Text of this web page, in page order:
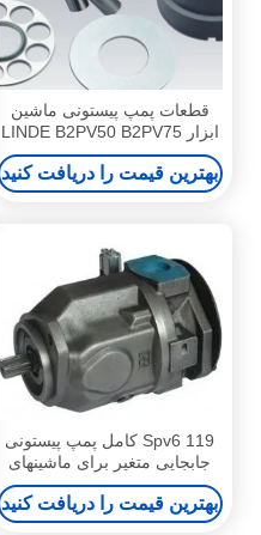
قطعات پمپ پیستونی ماشین
ابزار LINDE B2PV50 B2PV75
بشکه واشر شامل
بهترین قیمت را دریافت کنید
Spv6 119 کامل پمپ پیستونی
جابجایی متغیر برای ماشینهای
سنگین
بهترین قیمت را دریافت کنید